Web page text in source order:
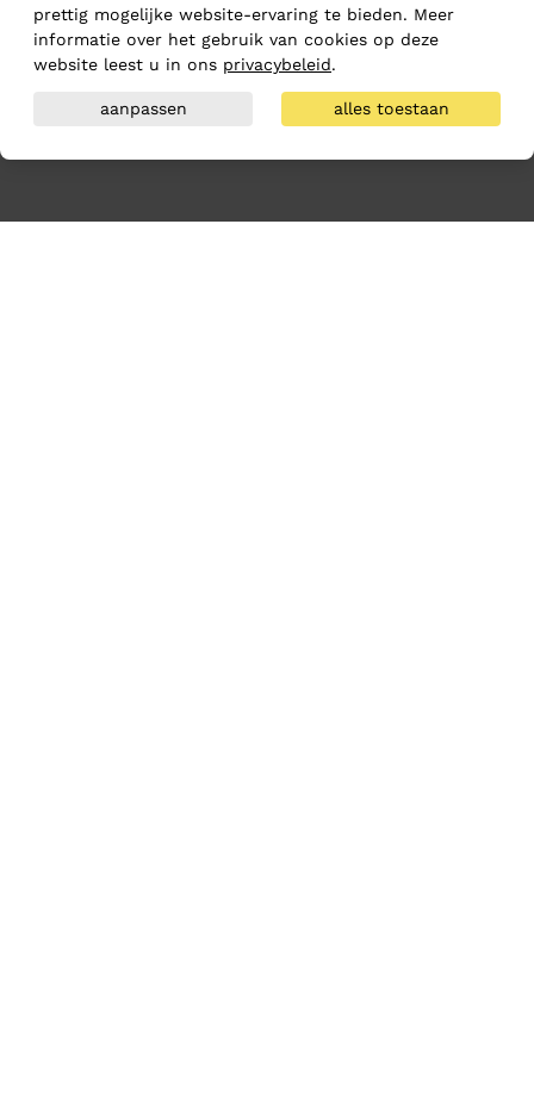
prettig mogelijke website-ervaring te bieden. Meer
informatie over het gebruik van cookies op deze
website leest u in ons privacybeleid.
aanpassen alles toestaan